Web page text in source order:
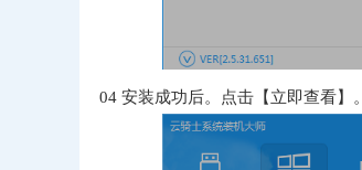
04 安装成功后。点击【立即查看】。